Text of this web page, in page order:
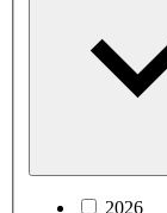
2026